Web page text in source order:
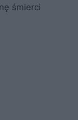
śmierci